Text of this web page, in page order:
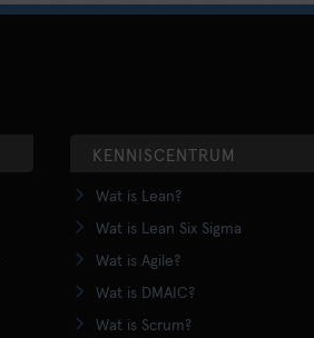
KENNISCENTRUM
Wat is Lean?
Wat is Lean Six Sigma
Wat is Agile?
Wat is DMAIC?
Wat is Scrum?